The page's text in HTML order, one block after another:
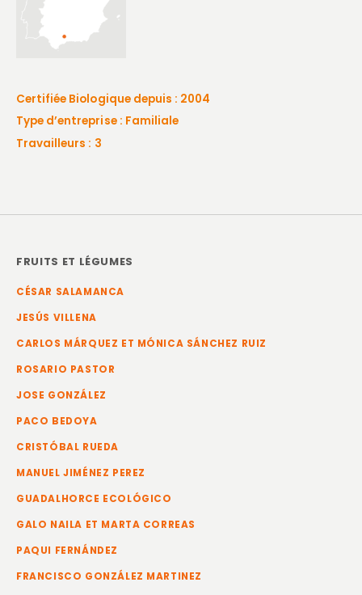
Certifiée Biologique depuis : 2004
Type d’entreprise : Familiale
Travailleurs : 3
FRUITS ET LÉGUMES
CÉSAR SALAMANCA
JESÚS VILLENA
CARLOS MÁRQUEZ ET MÓNICA SÁNCHEZ RUIZ
ROSARIO PASTOR
JOSE GONZÁLEZ
PACO BEDOYA
CRISTÓBAL RUEDA
MANUEL JIMÉNEZ PEREZ
GUADALHORCE ECOLÓGICO
GALO NAILA ET MARTA CORREAS
PAQUI FERNÁNDEZ
FRANCISCO GONZÁLEZ MARTINEZ